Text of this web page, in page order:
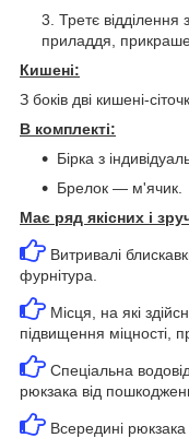
Третє
приладдя,
Кишені:
З боків дві кишені-
В комплекті:
Бірка з
Брелок — м'ячик.
Має ряд якісних і
Витривалі
фурнітура.
Місця, на які
підвищення міцності,
Спеціальна
рюкзака від
Всередині